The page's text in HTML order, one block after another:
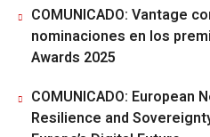
COMUNICADO: Vantage
nominaciones en los
Awards 2025
COMUNICADO:
Resilience and